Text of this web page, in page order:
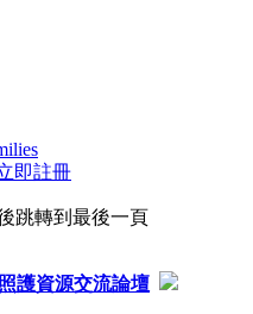
即註冊
跳轉到最後一頁
護資源交流論壇